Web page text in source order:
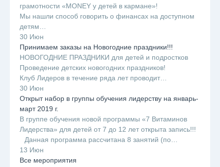
грамотности «MONEY у детей в кармане»!
Мы нашли способ говорить о финансах на доступном
детям…
30 Июн
Принимаем заказы на Новогодние праздники!!!
НОВОГОДНИЕ ПРАЗДНИКИ для детей и подростков
Проведение детских новогодних праздников!
Клуб Лидеров в течение ряда лет проводит…
30 Июн
Открыт набор в группы обучения лидерству на январь-
март 2019 г.
В группе обучения новой программы «7 Витаминов
Лидерства» для детей от 7 до 12 лет открыта запись!!!
⠀Данная программа рассчитана 8 занятий (по…
13 Июн
Все мероприятия